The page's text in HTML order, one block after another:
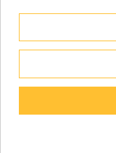
Características:
Batería: 550mAh
Gracias por